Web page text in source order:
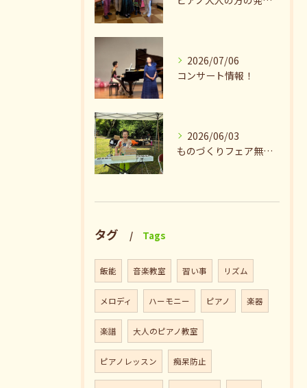
2026/07/06
コンサート情報！
2026/06/03
ものづくりフェア無事終了♪ありがとうございました。
タグ Tags
飯能 音楽教室 習い事 リズム
メロディ ハーモニー ピアノ 楽器
楽譜 大人のピアノ教室
ピアノレッスン 痴呆防止